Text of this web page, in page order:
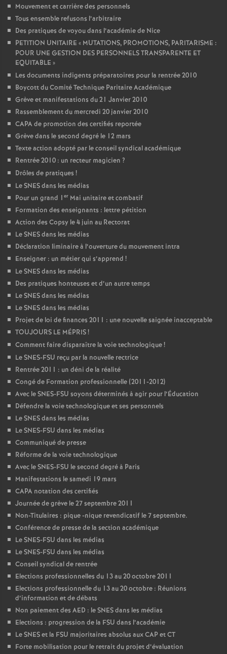
Mouvement et carrière des personnels
Tous ensemble refusons l’arbitraire
Des pratiques de voyou dans l’académie de Nice
PETITION UNITAIRE « MUTATIONS, PROMOTIONS, PARITARISME :
POUR UNE GESTION DES PERSONNELS TRANSPARENTE ET
EQUITABLE »
Les documents indigents préparatoires pour la rentrée 2010
Boycott du Comité Technique Paritaire Académique
Grève et manifestations du 21 Janvier 2010
Rassemblement du mercredi 20 janvier 2010
CAPA de promotion des certifiés reportée
Grève dans le second degré le 12 mars
Texte action adopté par le conseil syndical académique
Rentrée 2010 : un recteur magicien ?
Drôles de pratiques !
Le SNES dans les médias
Pour un grand 1 er Mai unitaire et combatif
Formation des enseignants : lettre pétition
Action des Copsy le 4 juin au Rectorat
Le SNES dans les médias
Déclaration liminaire à l’ouverture du mouvement intra
Enseigner : un métier qui s’apprend !
Le SNES dans les médias
Des pratiques honteuses et d’un autre temps
Le SNES dans les médias
Le SNES dans les médias
Projet de loi de finances 2011 : une nouvelle saignée inacceptable
TOUJOURS LE MÉPRIS!
Comment faire disparaître la voie technologique!
Le SNES-FSU reçu par la nouvelle rectrice
Rentrée 2011 : un déni de la réalité
Congé de Formation professionnelle (2011-2012)
Avec le SNES-FSU soyons déterminés à agir pour l’Éducation
Défendre la voie technologique et ses personnels
Le SNES dans les médias
Le SNES-FSU dans les médias
Communiqué de presse
Réforme de la voie technologique
Avec le SNES-FSU le second degré à Paris
Manifestations le samedi 19 mars
CAPA notation des certifiés
Journée de grève le 27 septembre 2011
Non-Titulaires : pique -nique revendicatif le 7 septembre.
Conférence de presse de la section académique
Le SNES-FSU dans les médias
Le SNES-FSU dans les médias
Conseil syndical de rentrée
Elections professionnelles du 13 au 20 octobre 2011
Elections professionnelle du 13 au 20 octobre : Réunions
d’information et de débats
Non paiement des AED : le SNES dans les médias
Elections : progression de la FSU dans l’académie
Le SNES et la FSU majoritaires absolus aux CAP et CT
Forte mobilisation pour le retrait du projet d’évaluation